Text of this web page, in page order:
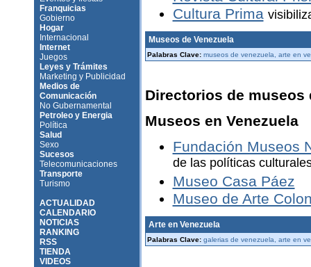
Franquicias
Gobierno
Hogar
Internacional
Internet
Juegos
Leyes y Trámites
Marketing y Publicidad
Medios de
Comunicación
No Gubernamental
Petroleo y Energia
Política
Salud
Sexo
Sucesos
Telecomunicaciones
Transporte
Turismo
ACTUALIDAD
CALENDARIO
NOTICIAS
RANKING
RSS
TIENDA
VIDEOS
Cultura Prima
Museos de Venezuela
Palabras Clave: museos de venezuela, arte en
Directorios de museos
Museos en Venezuela
Fundación Museos
de las políticas
Museo Casa Páez
Museo de Arte
Arte en Venezuela
Palabras Clave: galerias de venezuela, arte en